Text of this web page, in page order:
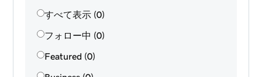
すべて表示 (0)
フォロー中 (0)
Featured (0)